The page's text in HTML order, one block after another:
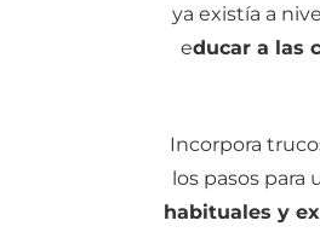
ya existía a
educar a las
Incorpora
los pasos para
habituales y